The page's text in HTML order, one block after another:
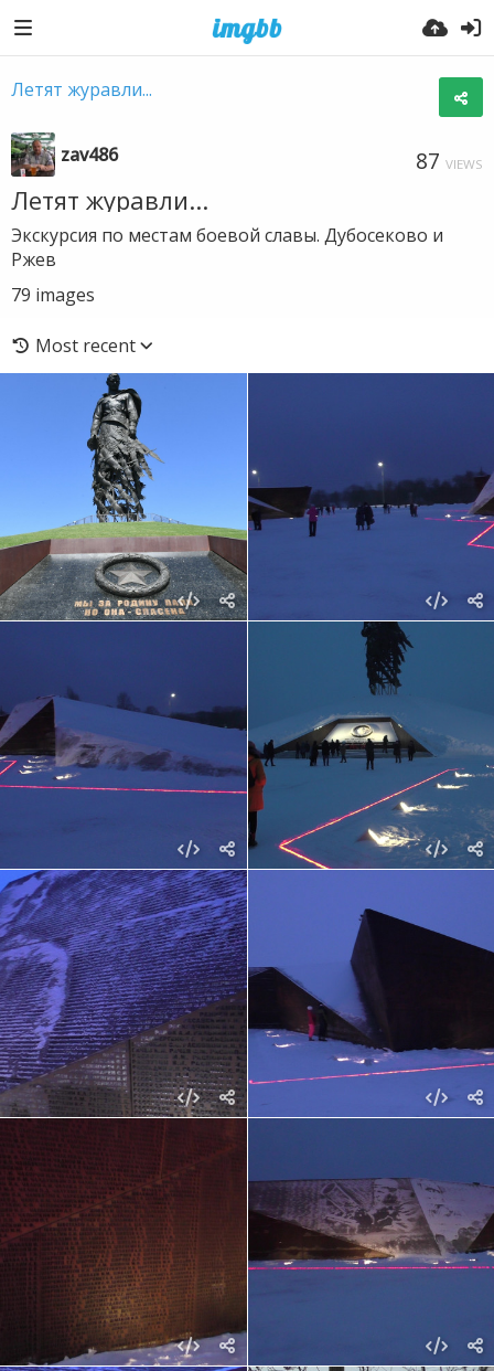
Летят журавли...
zav486 87 VIEWS
Летят журавли...
Экскурсия по местам боевой славы. Дубосеково и
Ржев
79 images
Most recent